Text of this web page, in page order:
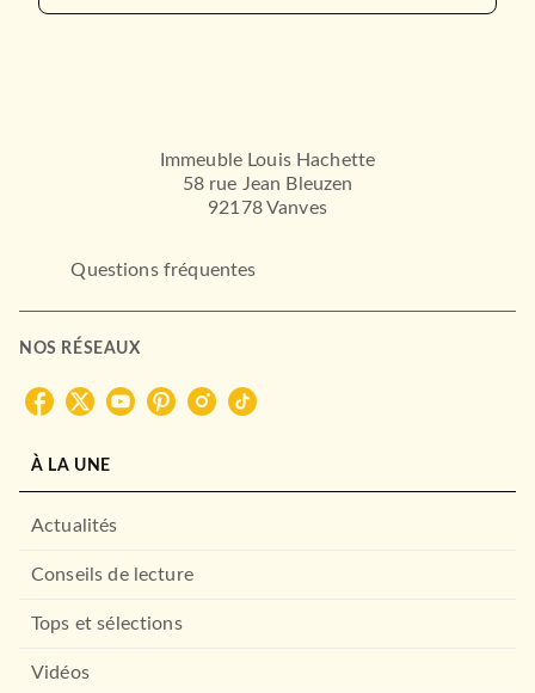
Immeuble Louis Hachette
58 rue Jean Bleuzen
92178 Vanves
Questions fréquentes
NOS RÉSEAUX
À LA UNE
Actualités
Conseils de lecture
Tops et sélections
Vidéos